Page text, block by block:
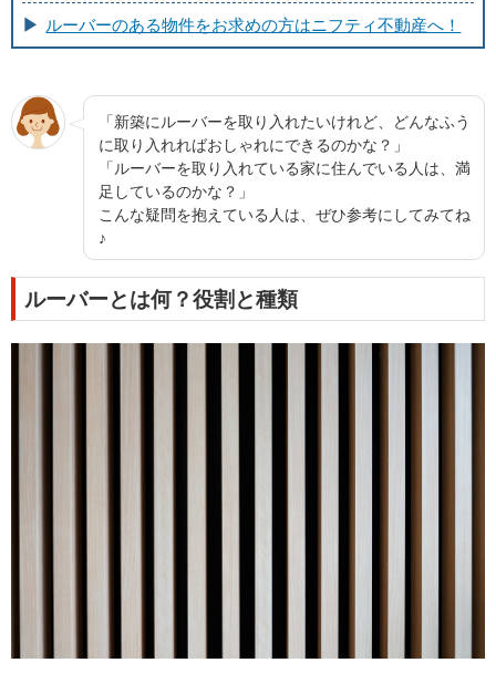
ルーバーのある物件をお求めの方はニフティ不動産へ！
「新築にルーバーを取り入れたいけれど、どんなふう
に取り入れればおしゃれにできるのかな？」
「ルーバーを取り入れている家に住んでいる人は、満
足しているのかな？」
こんな疑問を抱えている人は、ぜひ参考にしてみてね
♪
ルーバーとは何？役割と種類